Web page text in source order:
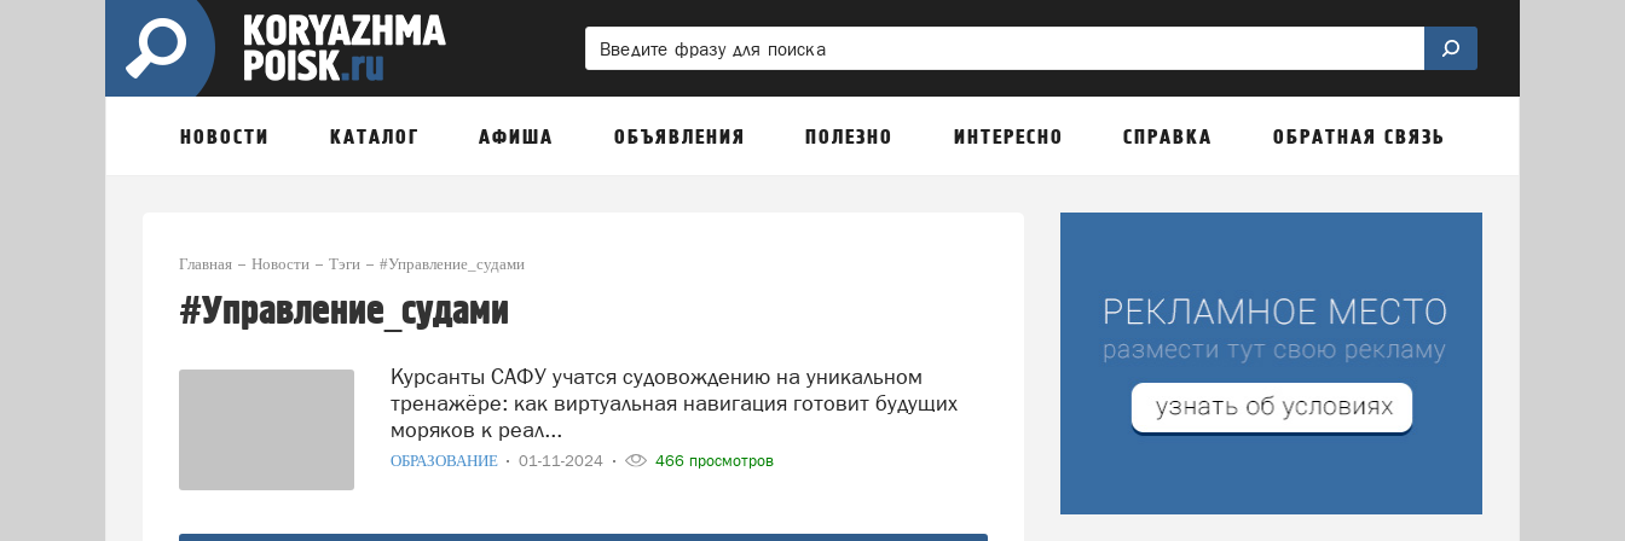
НОВОСТИ КАТАЛОГ АФИША ОБЪЯВЛЕНИЯ ПОЛЕЗНО ИНТЕРЕСНО СПРАВКА ОБРАТНАЯ СВЯЗЬ
Главная Новости Тэги #Управление_судами
#Управление_судами
Курсанты САФУ учатся судовождению на уникальном
тренажёре: как виртуальная навигация готовит будущих
моряков к реал...
ОБРАЗОВАНИЕ 01-11-2024 466 просмотров